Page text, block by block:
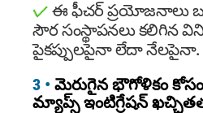
✓ ఈ ఫీచర్ ప్రయోజనాలు
సౌర సంస్థాపనలు కలిగిన
పైకప్పులపైనా లేదా నేలపైనా.
3 • మెరుగైన భౌగోళికం
మ్యాప్స్ ఇంటిగ్రేషన్